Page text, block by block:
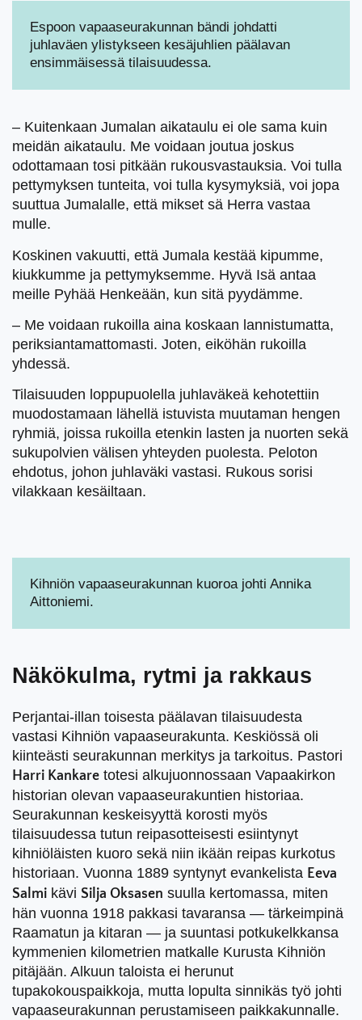
Espoon vapaaseurakunnan bändi johdatti
juhlaväen ylistykseen kesäjuhlien päälavan
ensimmäisessä tilaisuudessa.
– Kuitenkaan Jumalan aikataulu ei ole sama kuin
meidän aikataulu. Me voidaan joutua joskus
odottamaan tosi pitkään rukousvastauksia. Voi tulla
pettymyksen tunteita, voi tulla kysymyksiä, voi jopa
suuttua Jumalalle, että mikset sä Herra vastaa
mulle.
Koskinen vakuutti, että Jumala kestää kipumme,
kiukkumme ja pettymyksemme. Hyvä Isä antaa
meille Pyhää Henkeään, kun sitä pyydämme.
– Me voidaan rukoilla aina koskaan lannistumatta,
periksiantamattomasti. Joten, eiköhän rukoilla
yhdessä.
Tilaisuuden loppupuolella juhlaväkeä kehotettiin
muodostamaan lähellä istuvista muutaman hengen
ryhmiä, joissa rukoilla etenkin lasten ja nuorten sekä
sukupolvien välisen yhteyden puolesta. Peloton
ehdotus, johon juhlaväki vastasi. Rukous sorisi
vilakkaan kesäiltaan.
Kihniön vapaaseurakunnan kuoroa johti Annika
Aittoniemi.
Näkökulma, rytmi ja rakkaus
Perjantai-illan toisesta päälavan tilaisuudesta
vastasi Kihniön vapaaseurakunta. Keskiössä oli
kiinteästi seurakunnan merkitys ja tarkoitus. Pastori
Harri Kankare totesi alkujuonnossaan Vapaakirkon
historian olevan vapaaseurakuntien historiaa.
Seurakunnan keskeisyyttä korosti myös
tilaisuudessa tutun reipasotteisesti esiintynyt
kihniöläisten kuoro sekä niin ikään reipas kurkotus
historiaan. Vuonna 1889 syntynyt evankelista Eeva
Salmi kävi Silja Oksasen suulla kertomassa, miten
hän vuonna 1918 pakkasi tavaransa — tärkeimpinä
Raamatun ja kitaran — ja suuntasi potkukelkkansa
kymmenien kilometrien matkalle Kurusta Kihniön
pitäjään. Alkuun taloista ei herunut
tupakokouspaikkoja, mutta lopulta sinnikäs työ johti
vapaaseurakunnan perustamiseen paikkakunnalle.